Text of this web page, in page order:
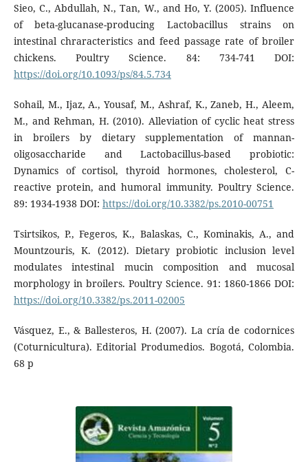
Sieo, C., Abdullah, N., Tan, W., and Ho, Y. (2005). Influence
of beta-glucanase-producing Lactobacillus strains on
intestinal chraracteristics and feed passage rate of broiler
chickens. Poultry Science. 84: 734-741 DOI:
https://doi.org/10.1093/ps/84.5.734
Sohail, M., Ijaz, A., Yousaf, M., Ashraf, K., Zaneb, H., Aleem,
M., and Rehman, H. (2010). Alleviation of cyclic heat stress
in broilers by dietary supplementation of mannan-
oligosaccharide and Lactobacillus-based probiotic:
Dynamics of cortisol, thyroid hormones, cholesterol, C-
reactive protein, and humoral immunity. Poultry Science.
89: 1934-1938 DOI: https://doi.org/10.3382/ps.2010-00751
Tsirtsikos, P., Fegeros, K., Balaskas, C., Kominakis, A., and
Mountzouris, K. (2012). Dietary probiotic inclusion level
modulates intestinal mucin composition and mucosal
morphology in broilers. Poultry Science. 91: 1860-1866 DOI:
https://doi.org/10.3382/ps.2011-02005
Vásquez, E., & Ballesteros, H. (2007). La cría de codornices
(Coturnicultura). Editorial Produmedios. Bogotá, Colombia.
68 p